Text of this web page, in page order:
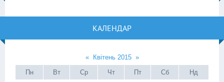
КАЛЕНДАР
« Квітень 2015 »
Пн
Вт Ср Чт Пт Сб Нд